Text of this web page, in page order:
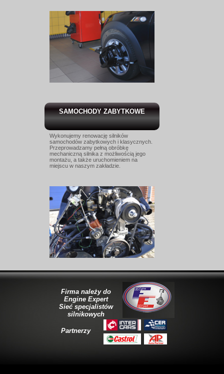
SAMOCHODY ZABYTKOWE
Wykonujemy renowację silników
samochodów zabytkowych i klasycznych.
Przeprowadzamy pełną obróbkę
mechaniczną silnika z możliwością jego
montażu, a także uruchomieniem na
miejscu w naszym zakładzie.
Firma należy do
Engine Expert
Sieć specjalistów
silnikowych
Partnerzy